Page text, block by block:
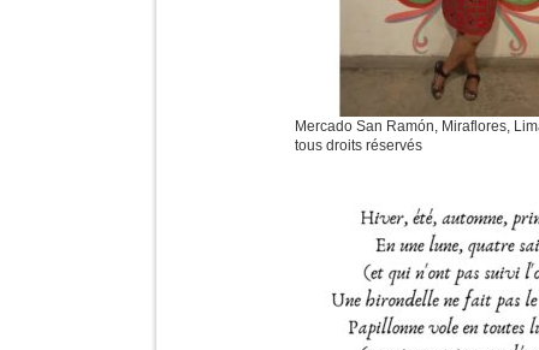
Mercado San Ramón, Miraflores,
tous droits réservés